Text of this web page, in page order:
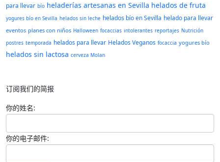
para llevar bío heladerías artesanas en Sevilla helados de fruta
yogures bío en Sevilla helados sin leche helados bío en Sevilla helado para llevar
eventos planes con niños Halloween focaccias intolerantes reportajes Nutrición
postres temporada helados para llevar Helados Veganos focaccia yogures bío
helados sin lactosa cerveza Molan
订阅我们的简报
你的姓名:
你的电子邮件: